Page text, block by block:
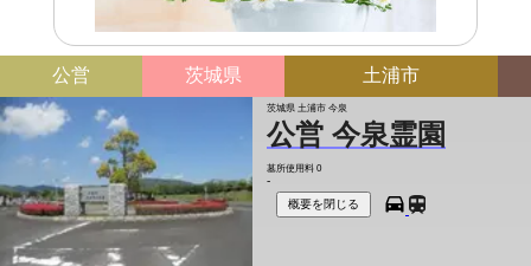
公営 茨城県 土浦市
茨城県 土浦市 今泉
公営 今泉霊園
墓所使用料 0
-
概要を閉じる